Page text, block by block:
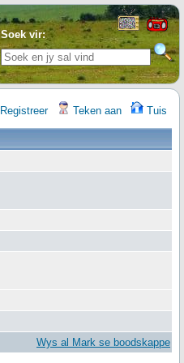
Soek vir:
Registreer Teken aan Tuis
Wys al Mark se boodskappe